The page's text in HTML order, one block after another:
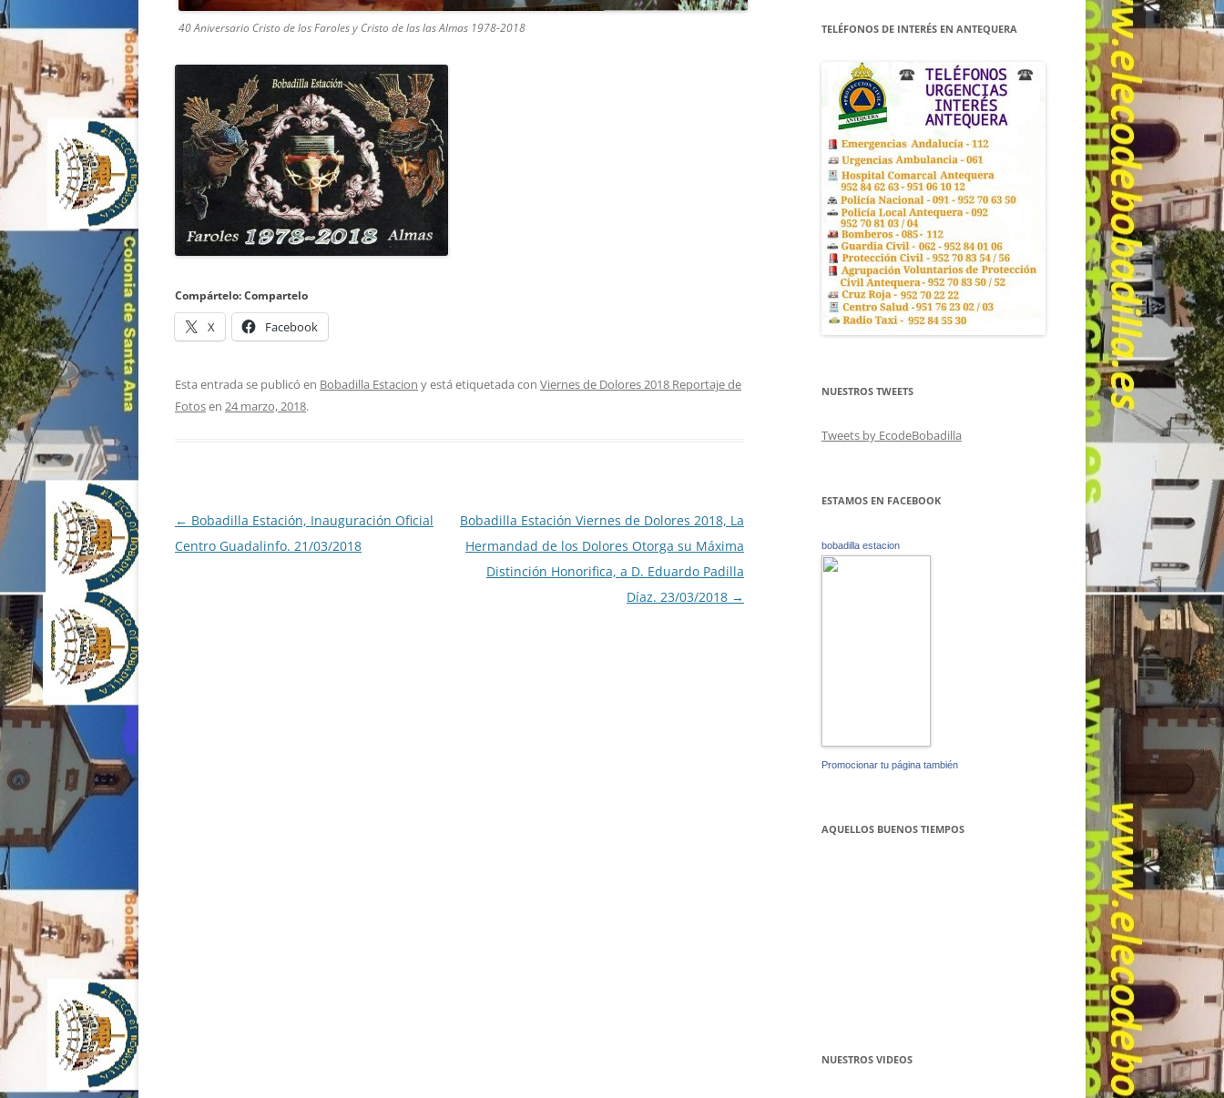
40 Aniversario Cristo de los Faroles y Cristo de las las Almas 1978-2018
Compártelo: Compartelo
X Facebook
Esta entrada se publicó en Bobadilla Estacion y está etiquetada con Viernes de Dolores 2018 Reportaje de
Fotosen 24 marzo, 2018.
Navegación
de
← Bobadilla Estación, Inauguración Oficial
Centro Guadalinfo. 21/03/2018
Bobadilla Estación Viernes de Dolores 2018, La
Hermandad de los Dolores Otorga su Máxima
Distinción Honorifica, a D. Eduardo Padilla
Díaz. 23/03/2018 →
TELÉFONOS DE INTERÉS EN ANTEQUERA
NUESTROS TWEETS
Tweets by EcodeBobadilla
ESTAMOS EN FACEBOOK
bobadilla estacion
Promocionar tu página también
AQUELLOS BUENOS TIEMPOS
NUESTROS VIDEOS